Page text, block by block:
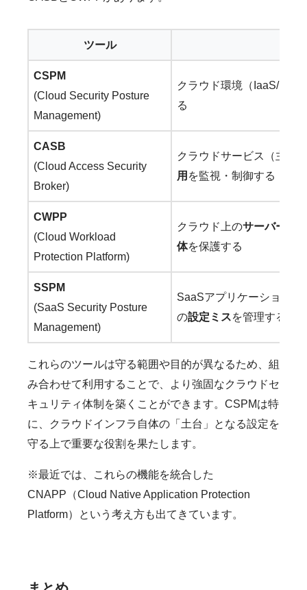
ツール
CSPM
(Cloud Security Posture
Management)
クラウド環境（IaaS/
る
CASB
(Cloud Access Security
Broker)
クラウドサービス（主に
用 を監視・制御する
CWPP
(Cloud Workload
Protection Platform)
クラウド上のサーバーや
体を保護する
SSPM
(SaaS Security Posture
Management)
SaaSアプリケーション
の設定ミスを管理する
これらのツールは守る範囲や目的が異なるため、組
み合わせて利用することで、より強固なクラウドセ
キュリティ体制を築くことができます。CSPMは特
に、クラウドインフラ自体の「土台」となる設定を
守る上で重要な役割を果たします。
※最近では、これらの機能を統合した
CNAPP（Cloud Native Application Protection
Platform）という考え方も出てきています。